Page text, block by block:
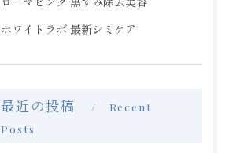
ホワイトラボ 最新シミケア
最近の投稿
Recent
Posts